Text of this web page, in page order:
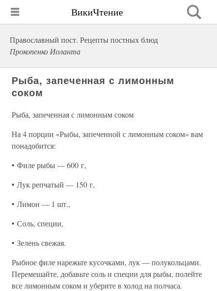
ВикиЧтение
Православный пост. Рецепты постных блюд
Прокопенко Иоланта
Рыба, запеченная с лимонным
соком
Рыба, запеченная с лимонным соком
На 4 порции «Рыбы, запеченной с лимонным соком» вам
понадобится:
• Филе рыбы — 600 г,
• Лук репчатый — 150 г,
• Лимон — 1 шт.,
• Соль, специи,
• Зелень свежая.
Рыбное филе нарежьте кусочками, лук — полукольцами.
Перемешайте, добавьте соль и специи для рыбы, полейте
все лимонным соком и уберите в холод на полчаса.